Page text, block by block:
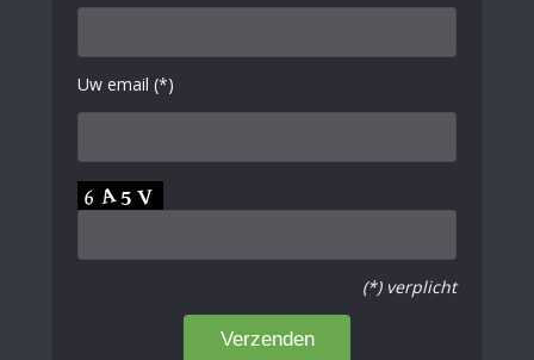
Uw email (*)
(*) verplicht